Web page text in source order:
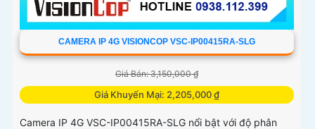
CAMERA IP 4G VISIONCOP VSC-IP00415RA-SLG
Giá Bán: 3,150,000 ₫
Giá Khuyến Mại: 2,205,000 ₫
Camera IP 4G VSC-IP00415RA-SLG nổi bật với độ phân